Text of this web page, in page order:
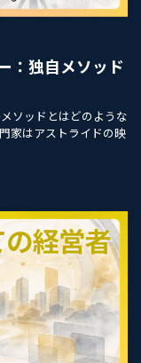
：独自メソッド
ソッドとはどのような
家はアストライドの映